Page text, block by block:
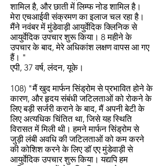
शामिल है, और छाती में लिम्फ नोड शामिल है।
मेरा एचआईवी संक्रमण का इलाज चल रहा है।
मैंने नवंबर में मुंडेवाड़ी आयुर्वेदिक क्लिनिक से
आयुर्वेदिक उपचार शुरू किया। 8 महीने के
उपचार के बाद, मेरे अधिकांश लक्षण वापस आ गए
हैं। "
एपी, 37 वर्ष, लंदन, यूके।
108) "मैं खुद मार्फन सिंड्रोम से प्रभावित होने के
कारण, और हृदय संबंधी जटिलताओं को रोकने के
लिए बड़ी सर्जरी कराने के बाद, मैं अपनी बेटी के
लिए अत्यधिक चिंतित था, जिसे यह स्थिति
विरासत में मिली थी। हमने मार्फन सिंड्रोम से
जुड़ी लंबी अवधि की जटिलताओं को कम करने
की कोशिश करने के लिए डॉ एए मुंडेवाड़ी से
आयुर्वेदिक उपचार शुरू किया। यद्यपि हम